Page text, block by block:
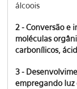
álcoois
2 - Conversão e
moléculas
carbonílicos,
3 -
empregando